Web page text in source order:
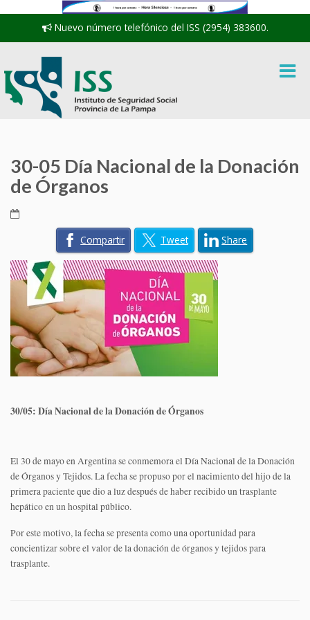
Nuevo número telefónico del ISS (2954) 383600.
30-05 Día Nacional de la Donación
de Órganos
Compartir Tweet Share
30/05: Día Nacional de la Donación de Órganos
El 30 de mayo en Argentina se conmemora el Día Nacional de la Donación
de Órganos y Tejidos. La fecha se propuso por el nacimiento del hijo de la
primera paciente que dio a luz después de haber recibido un trasplante
hepático en un hospital público.
Por este motivo, la fecha se presenta como una oportunidad para
concientizar sobre el valor de la donación de órganos y tejidos para
trasplante.